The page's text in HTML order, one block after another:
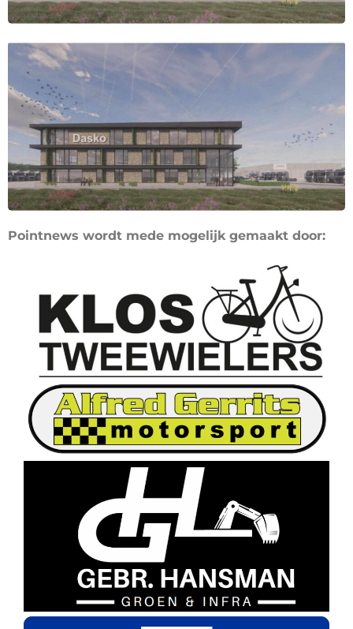
Pointnews wordt mede mogelijk gemaakt door: